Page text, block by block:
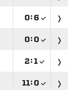
: 
: 
:
 : 